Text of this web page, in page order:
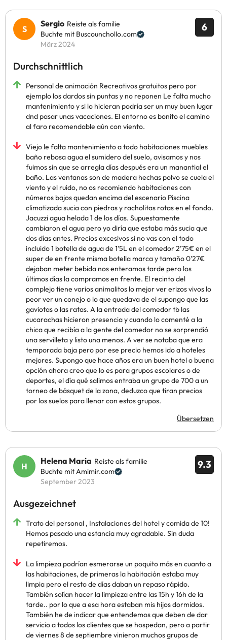
6
Sergio Reiste als familie
Buchte mit Buscounchollo.com
März 2024
Durchschnittlich
Personal de animación Recreativos gratuitos pero por
ejemplo los dardos sin puntas y no reponen Le falta mucho
mantenimiento y si lo hicieran podría ser un muy buen lugar
dnd pasar unas vacaciones. El entorno es bonito el camino
al faro recomendable aún con viento.
Viejo le falta mantenimiento a todo habitaciones muebles
baño rebosa agua el sumidero del suelo, avisamos y nos
fuimos sin que se arregla días después era un manantial el
baño. Las ventanas son de madera hechas polvo se cuela el
viento y el ruido, no os recomiendo habitaciones con
números bajos quedan encima del escenario Piscina
climatizada sucia con piedras y racholitas rotas en el fondo.
Jacuzzi agua helada 1 de los días. Supuestamente
cambiaron el agua pero yo diría que estaba más sucia que
dos días antes. Precios excesivos si no vas con el todo
incluido 1 botella de agua de 1'5L en el comedor 2'75€ en el
super de en frente misma botella marca y tamaño 0'27€
dejaban meter bebida nos enteramos tarde pero los
últimos días la compramos en frente. El recinto del
complejo tiene varios animalitos lo mejor ver erizos vivos lo
peor ver un conejo o lo que quedava de el supongo que las
gaviotas o las ratas. A la entrada del comedor tb las
cucarachas hicieron presencia y cuando lo comenté a la
chica que recibía a la gente del comedor no se sorprendió
una servilleta y listo una menos. A ver se notaba que era
temporada baja pero por ese precio hemos ido a hoteles
mejores. Supongo que hace años era un buen hotel o buena
opción ahora creo que lo es para grupos escolares o de
deportes, el día qué salimos entraba un grupo de 700 a un
torneo de básquet de la zona, deduzco que tiran precios
por los suelos para llenar con estos grupos.
Übersetzen
9.3
Helena Maria Reiste als familie
Buchte mit Amimir.com
September 2023
Ausgezeichnet
Trato del personal , Instalaciones del hotel y comida de 10!
Hemos pasado una estancia muy agradable. Sin duda
repetiremos.
La limpieza podrían esmerarse un poquito más en cuanto a
las habitaciones, de primeras la habitación estaba muy
limpia pero el resto de días daban un repaso rápido.
También solían hacer la limpieza entre las 15h y 16h de la
tarde.. por lo que a esa hora estaban mis hijos dormidos.
También he de indicar que entendemos que deben de dar
servicio a todos los clientes que se hospedan, pero a partir
de viernes 8 de septiembre vinieron muchos grupos de